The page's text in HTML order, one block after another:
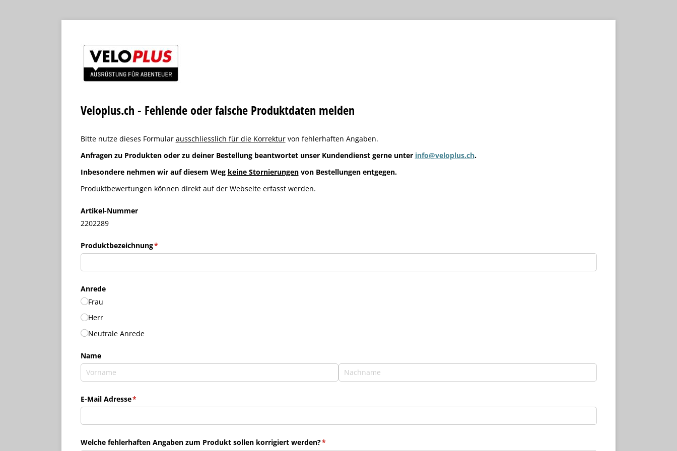
Veloplus.ch - Fehlende oder falsche Produktdaten melden
Bitte nutze dieses Formular ausschliesslich für die Korrekturvon fehlerhaften Angaben.
Anfragen zu Produkten oder zu deiner Bestellung beantwortet unser Kundendienst gerne unter info@veloplus.ch.
Inbesondere nehmen wir auf diesem Weg keine Stornierungenvon Bestellungen entgegen.
Produktbewertungen können direkt auf der Webseite erfasst werden.
Artikel-Nummer
2202289
Produktbezeichnung*
(erforderlich)
Anrede
Frau
Herr
Neutrale Anrede
Name
E-Mail Adresse*
(erforderlich)
Welche fehlerhaften Angaben zum Produkt sollen korrigiert werden?*
(erforderlich)